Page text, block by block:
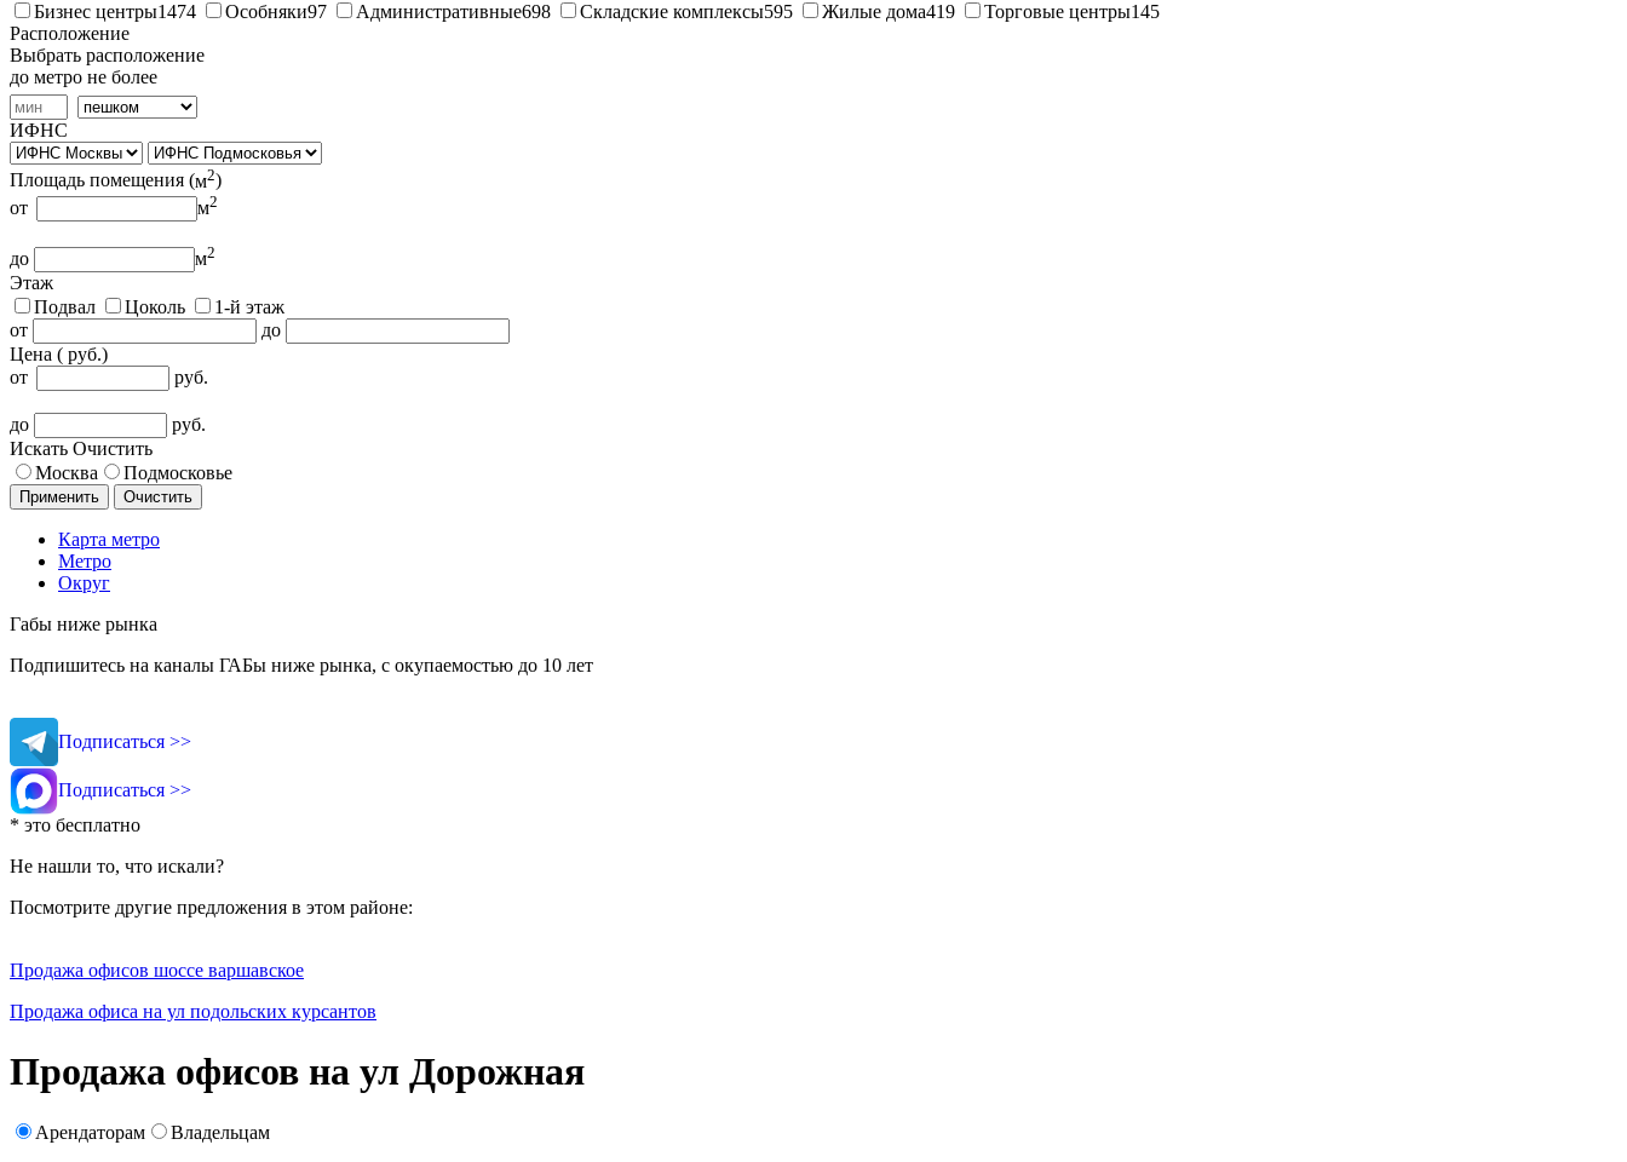
Бизнес центры1474 Особняки97 Административные698 Складские комплексы595 Жилые дома419 Торговые центры145
Расположение
Выбрать расположение
до метро не более
ИФНС
Площадь помещения (м2)
от
м2
до м2
Этаж
Подвал
Цоколь
1-й этаж
от
до
Цена ( руб.)
от
руб.
до
руб.
Искать Очистить
Москва
Подмосковье
Применить Очистить
Карта метро
Метро
Округ
Габы ниже рынка
Подпишитесь на каналы ГАБы ниже рынка, с окупаемостью до 10 лет
Подписаться >>
Подписаться >>
* это бесплатно
Не нашли то, что искали?
Посмотрите другие предложения в этом районе:
Продажа офисов шоссе варшавское
Продажа офиса на ул подольских курсантов
Продажа офисов на ул Дорожная
Арендаторам
Владельцам